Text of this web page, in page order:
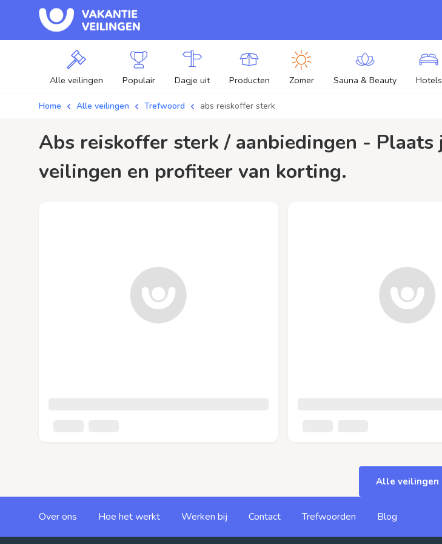
Alle veilingen Populair Dagje uit Producten Zomer Sauna & Beauty Hotels
Home Alle veilingen Trefwoord abs reiskoffer sterk
abs reiskoffer sterk / aanbiedingen - Plaats je bod op abs reiskoffer sterk
veilingen en profiteer van korting.
Alle veilingen
Over ons Hoe het werkt Werken bij Contact Trefwoorden Blog